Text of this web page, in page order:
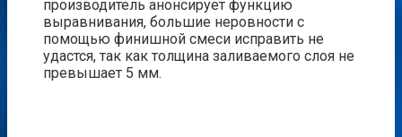
производитель анонсирует функцию
выравнивания, большие неровности с
помощью финишной смеси исправить не
удастся, так как толщина заливаемого слоя не
превышает 5 мм.